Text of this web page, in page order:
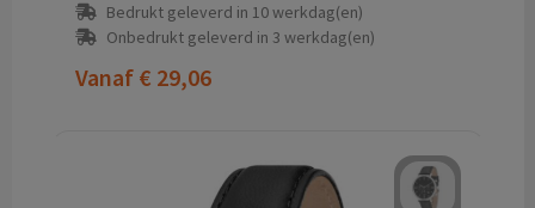
Bedrukt geleverd in 10 werkdag(en)
Onbedrukt geleverd in 3 werkdag(en)
Vanaf € 29,06